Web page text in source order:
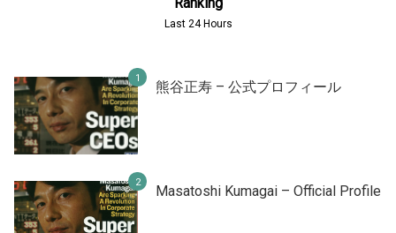
Last 24 Hours
熊谷正寿 – 公式プロフィール
Masatoshi Kumagai – Official Profile